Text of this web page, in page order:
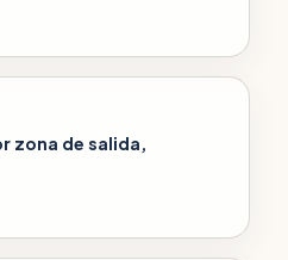
zona de salida,